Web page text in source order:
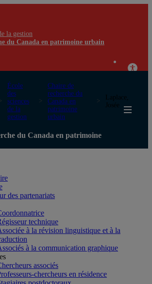
la gestion
du Canada en patrimoine urbain
École
des
sciences
de la
gestion
Chaire de
recherche du
Canada en
patrimoine
urbain
Laplace,
Josée
du Canada en patrimoine
des partenariats
technique
à la révision linguistique et à la
à la communication graphique
associés
chercheurs en résidence